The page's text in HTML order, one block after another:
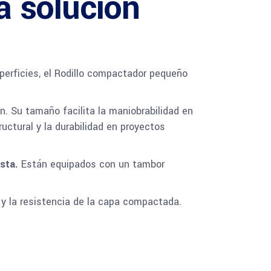
el Rodillo compactador pequeño
Su tamaño facilita la maniobrabilidad en
y la durabilidad en proyectos
Están equipados con un tambor
la resistencia de la capa compactada.